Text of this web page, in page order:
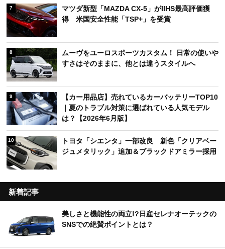
7
マツダ新型「MAZDA CX-5」がIIHS最高評価獲
得 米国安全性能「TSP+」を受賞
8
ムーヴをユーロスポーツカスタム！ 日常の使いや
すさはそのままに、他とは違うスタイルへ
9
【カー用品店】売れているカーバッテリーTOP10
｜夏のトラブル対策に選ばれている人気モデル
は？【2026年6月版】
10
トヨタ「シエンタ」一部改良 新色「クリアベー
ジュメタリック」追加＆ブラックドアミラー採用
新着記事
美しさと機能性の両立!?日産セレナオーテックの
SNSでの絶賛ポイントとは？